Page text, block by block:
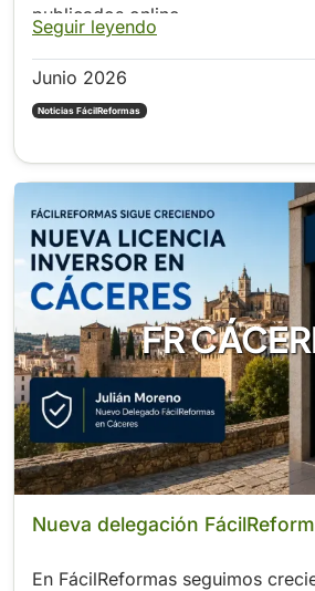
publicados online
Seguir leyendo
Junio 2026
Noticias FácilReformas
FR
Nueva delegación
En FácilReformas seguimos